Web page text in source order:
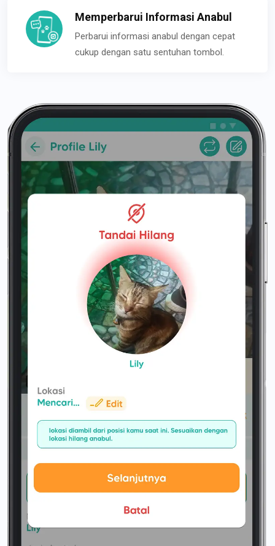
Memperbarui Informasi Anabul
Perbarui informasi anabul dengan cepat
cukup dengan satu sentuhan tombol.